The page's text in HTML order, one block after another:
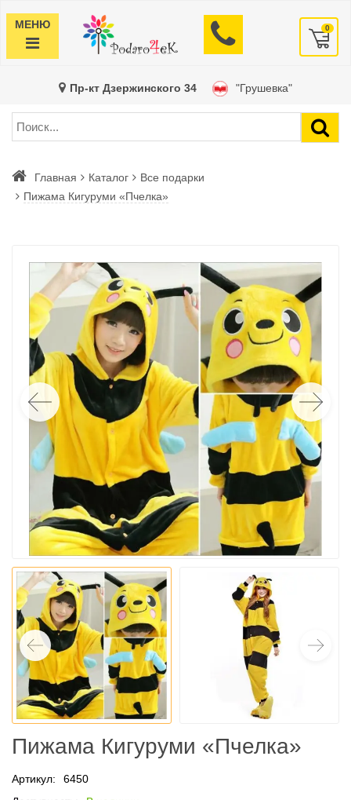
МЕНЮ 0
Пр-кт Дзержинского 34 "Грушевка"
Главная Каталог
Все подарки
Пижама Кигуруми «Пчелка»
Пижама Кигуруми «Пчелка»
Артикул:
6450